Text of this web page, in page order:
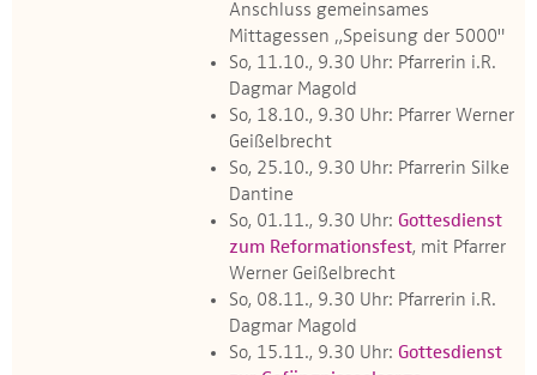
Anschluss gemeinsames
Mittagessen „Speisung der 5000"
So, 11.10., 9.30 Uhr: Pfarrerin i.R.
Dagmar Magold
So, 18.10., 9.30 Uhr: Pfarrer Werner
Geißelbrecht
So, 25.10., 9.30 Uhr: Pfarrerin Silke
Dantine
So, 01.11., 9.30 Uhr: Gottesdienst
zum Reformationsfest, mit Pfarrer
Werner Geißelbrecht
So, 08.11., 9.30 Uhr: Pfarrerin i.R.
Dagmar Magold
So, 15.11., 9.30 Uhr: Gottesdienst